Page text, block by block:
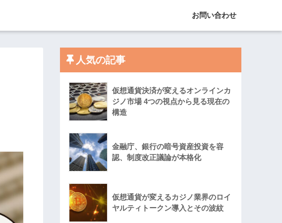
お問い合わせ
人気の記事
仮想通貨決済が変えるオンラインカ
ジノ市場 4つの視点から見る現在の
構造
金融庁、銀行の暗号資産投資を容
認、制度改正議論が本格化
仮想通貨が変えるカジノ業界のロイ
ヤルティトークン導入とその波紋